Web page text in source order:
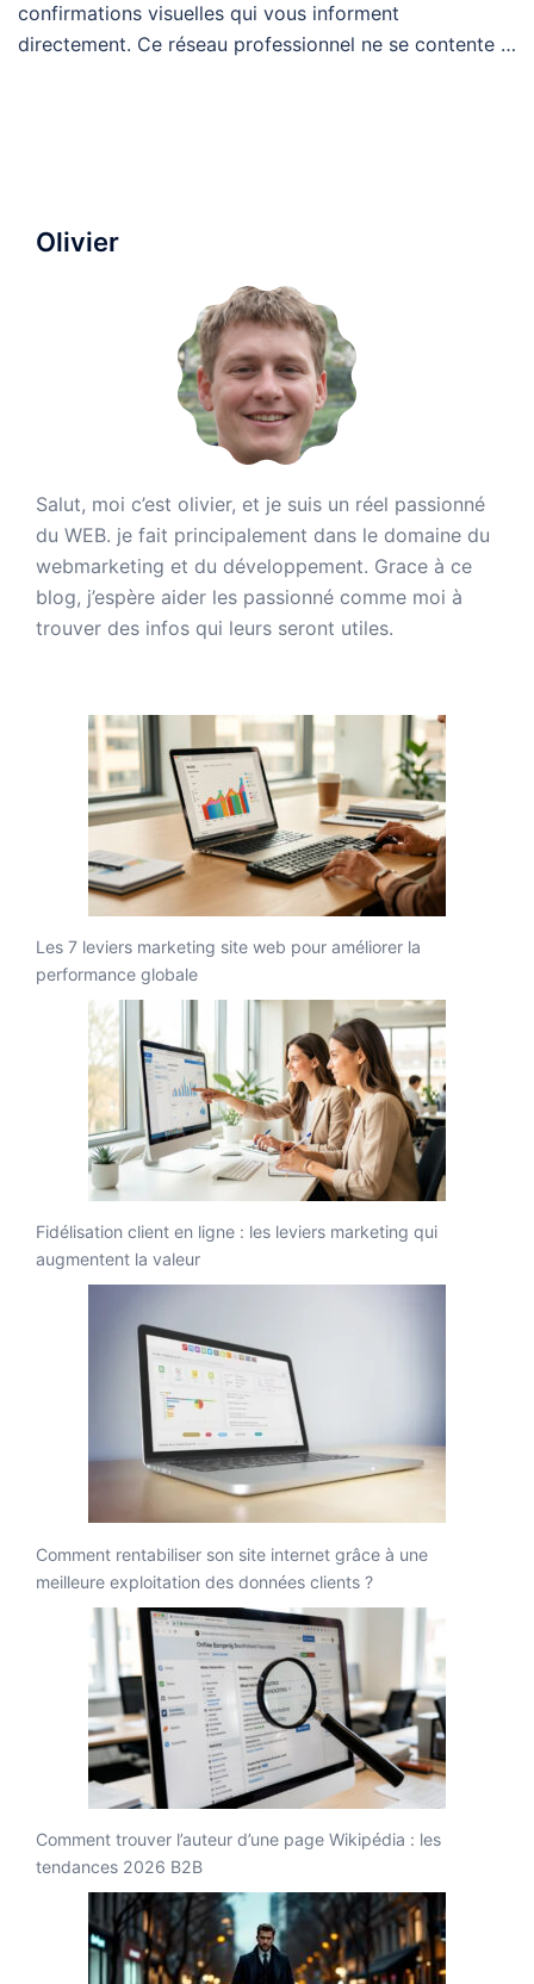
confirmations visuelles qui vous informent
directement. Ce réseau professionnel ne se contente …
Olivier
Salut, moi c’est olivier, et je suis un réel passionné
du WEB. je fait principalement dans le domaine du
webmarketing et du développement. Grace à ce
blog, j’espère aider les passionné comme moi à
trouver des infos qui leurs seront utiles.
Les 7 leviers marketing site web pour améliorer la
performance globale
Fidélisation client en ligne : les leviers marketing qui
augmentent la valeur
Comment rentabiliser son site internet grâce à une
meilleure exploitation des données clients ?
Comment trouver l’auteur d’une page Wikipédia : les
tendances 2026 B2B